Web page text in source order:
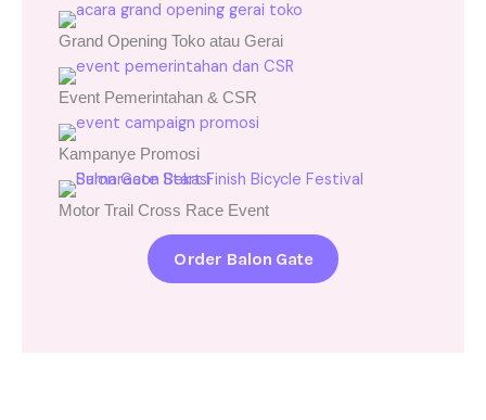
Grand Opening Toko atau Gerai
Event Pemerintahan & CSR
Kampanye Promosi
Motor Trail Cross Race Event
Order Balon Gate